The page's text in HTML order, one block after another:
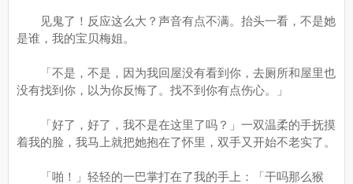
见鬼了！反应这么大？声音有点不满。抬头一看，不是她
是谁，我的宝贝梅姐。
「不是，不是，因为我回屋没有看到你，去厕所和屋里也
没有找到你，以为你反悔了。找不到你有点伤心。」
「好了，好了，我不是在这里了吗？」一双温柔的手抚摸
着我的脸，我马上就把她抱在了怀里，双手又开始不老实了。
「啪！」轻轻的一巴掌打在了我的手上：「干吗那么猴